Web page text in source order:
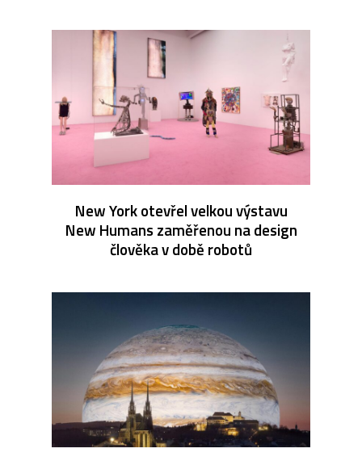
New York otevřel velkou výstavu
New Humans zaměřenou na design
člověka v době robotů